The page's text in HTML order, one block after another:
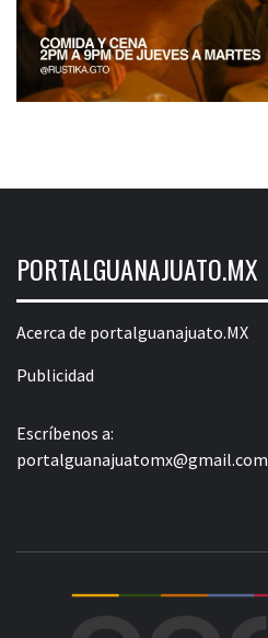
PORTALGUANAJUATO.MX
Acerca de portalguanajuato.MX
Publicidad
Escríbenos a:
portalguanajuatomx@gmail.com